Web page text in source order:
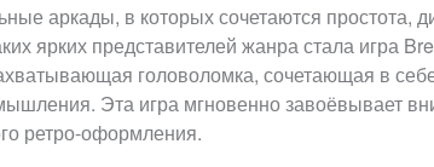
аркады, в которых сочетаются простота,
ярких представителей жанра стала игра
головоломка, сочетающая в
Эта игра мгновенно завоёвывает
ретро-оформления.